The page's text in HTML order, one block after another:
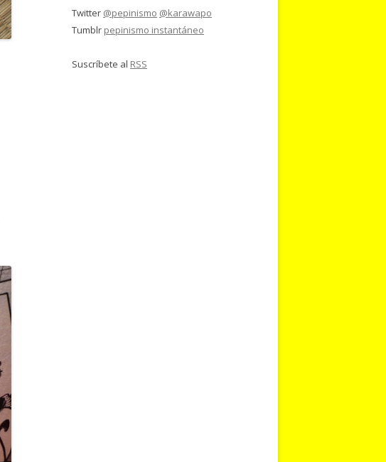
Twitter @pepinismo @karawapo
Tumblr pepinismo instantáneo
Suscríbete al RSS